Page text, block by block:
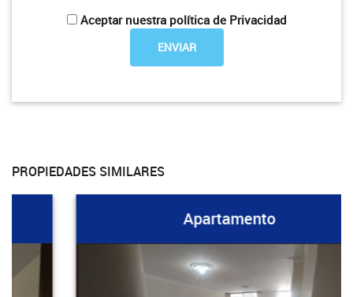
Aceptar nuestra política de Privacidad
PROPIEDADES SIMILARES
Apartamento